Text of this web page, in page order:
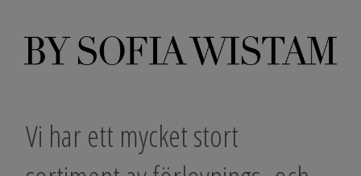
Vi har ett mycket stort